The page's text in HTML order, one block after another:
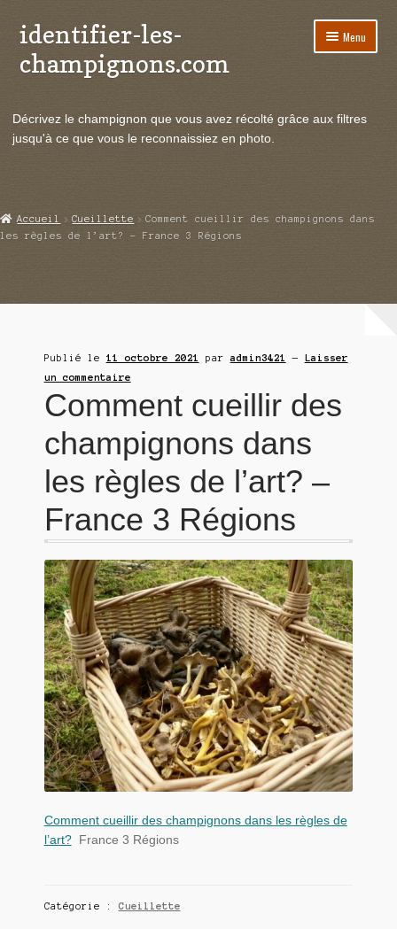
Aller
à
la
Aller
au
contenu
identifier-les-
champignons.com
Menu
le
Actualités
menu
Echanges et contacts
Ouvrir
Décrivez le champignon que vous avez récolté grâce aux filtres
jusqu'à ce que vous le reconnaissiez en photo.
Accueil Cueillette
Comment cueillir des champignons dans
les règles de l’art? – France 3 Régions
Publié le 11 octobre 2021 paradmin3421 — Laisser
un commentaire
Comment cueillir des
champignons dans
les règles de l’art? –
France 3 Régions
Comment cueillir des champignons dans les règles de
l’art?
France 3 Régions
Catégorie : Cueillette